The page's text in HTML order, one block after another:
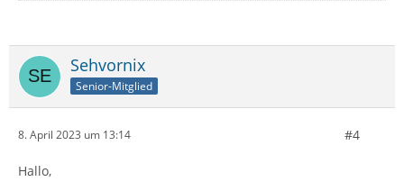
Sehvornix
Senior-Mitglied
8. April 2023 um 13:14 #4
Hallo,